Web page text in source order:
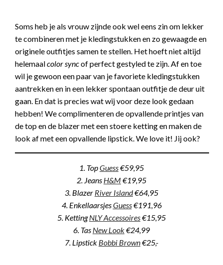
Soms heb je als vrouw zijnde ook wel eens zin om lekker
te combineren met je kledingstukken en zo gewaagde en
originele outfitjes samen te stellen. Het hoeft niet altijd
helemaalcolor syncof perfect gestyled te zijn. Af en toe
wil je gewoon een paar van je favoriete kledingstukken
aantrekken en in een lekker spontaan outfitje de deur uit
gaan. En dat is precies wat wij voor deze look gedaan
hebben! We complimenteren de opvallende printjes van
de top en de blazer met een stoere ketting en maken de
look af met een opvallende lipstick. We love it! Jij ook?
1. TopGuess€59,95
2. Jeans H&M€19,95
3. Blazer River Island€64,95
4. EnkellaarsjesGuess€191,96
5. KettingNLY Accessoires€15,95
6. Tas New Look€24,99
7. Lipstick Bobbi Brown€25,-